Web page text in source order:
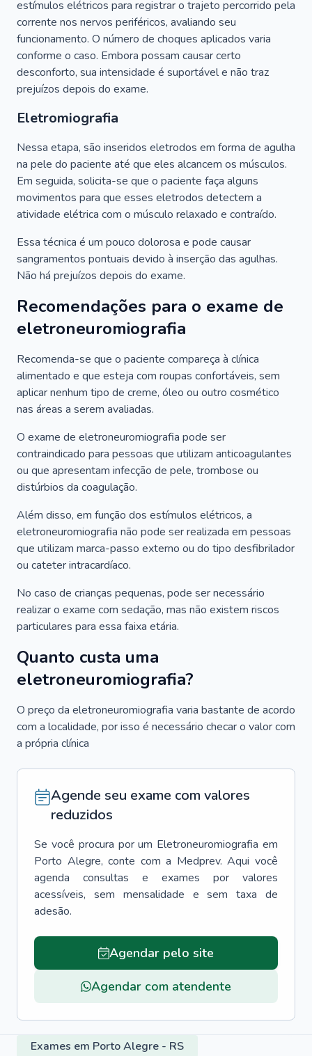
estímulos elétricos para registrar o trajeto percorrido pela
corrente nos nervos periféricos, avaliando seu
funcionamento. O número de choques aplicados varia
conforme o caso. Embora possam causar certo
desconforto, sua intensidade é suportável e não traz
prejuízos depois do exame.
Eletromiografia
Nessa etapa, são inseridos eletrodos em forma de agulha
na pele do paciente até que eles alcancem os músculos.
Em seguida, solicita-se que o paciente faça alguns
movimentos para que esses eletrodos detectem a
atividade elétrica com o músculo relaxado e contraído.
Essa técnica é um pouco dolorosa e pode causar
sangramentos pontuais devido à inserção das agulhas.
Não há prejuízos depois do exame.
Recomendações para o exame de
eletroneuromiografia
Recomenda-se que o paciente compareça à clínica
alimentado e que esteja com roupas confortáveis, sem
aplicar nenhum tipo de creme, óleo ou outro cosmético
nas áreas a serem avaliadas.
O exame de eletroneuromiografia pode ser
contraindicado para pessoas que utilizam anticoagulantes
ou que apresentam infecção de pele, trombose ou
distúrbios da coagulação.
Além disso, em função dos estímulos elétricos, a
eletroneuromiografia não pode ser realizada em pessoas
que utilizam marca-passo externo ou do tipo desfibrilador
ou cateter intracardíaco.
No caso de crianças pequenas, pode ser necessário
realizar o exame com sedação, mas não existem riscos
particulares para essa faixa etária.
Quanto custa uma
eletroneuromiografia?
O preço da eletroneuromiografia varia bastante de acordo
com a localidade, por isso é necessário checar o valor com
a própria clínica
Agende seu exame com valores
reduzidos
Se você procura por um Eletroneuromiografia em
Porto Alegre, conte com a Medprev. Aqui você
agenda consultas e exames por valores
acessíveis, sem mensalidade e sem taxa de
adesão.
Agendar pelo site
Agendar com atendente
Exames em Porto Alegre - RS